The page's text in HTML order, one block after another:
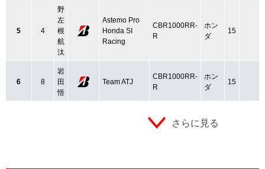
5 4
野
左
根
航
汰
Astemo Pro
Honda SI
Racing
CBR1000RR-
R
ホン
ダ
15
6 8
岩
田
悟
Team ATJ
CBR1000RR-
R
ホン
ダ
15
さらに見る